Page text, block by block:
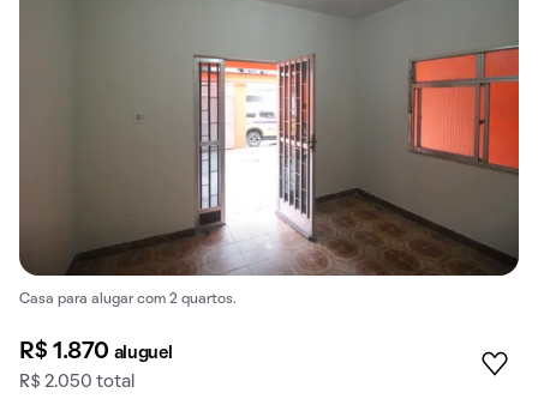
Casa para alugar com 2 quartos.
R$ 1.870 aluguel
R$ 2.050 total